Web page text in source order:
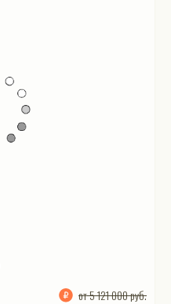
от 5 121 000 руб.